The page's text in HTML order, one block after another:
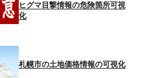
ヒグマ目撃情報の危険箇所可視
化
札幌市の土地価格情報の可視化